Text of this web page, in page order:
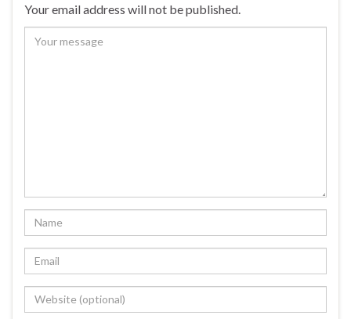
Your email address will not be published.